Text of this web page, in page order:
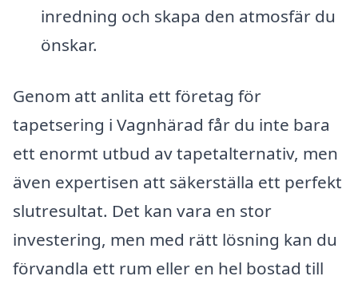
inredning och skapa den atmosfär du
önskar.
Genom att anlita ett företag för
tapetsering i Vagnhärad får du inte bara
ett enormt utbud av tapetalternativ, men
även expertisen att säkerställa ett perfekt
slutresultat. Det kan vara en stor
investering, men med rätt lösning kan du
förvandla ett rum eller en hel bostad till